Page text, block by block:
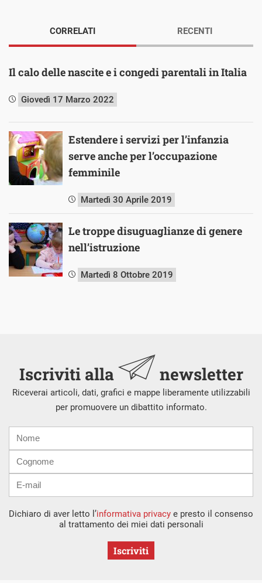
CORRELATI
Il calo delle nascite e i congedi parentali in Italia
Giovedì 17 Marzo 2022
Estendere i servizi per l’infanzia
serve anche per l’occupazione
femminile
Martedì 30 Aprile 2019
Le troppe disuguaglianze di genere
nell’istruzione
Martedì 8 Ottobre 2019
RECENTI
Iscriviti alla newsletter
Riceverai articoli, dati, grafici e mappe liberamente utilizzabili
per promuovere un dibattito informato.
mail
Dichiaro di aver letto l’informativa privacy e presto il consenso
al trattamento dei miei dati personali
Iscriviti